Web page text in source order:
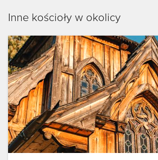
Inne kościoły w okolicy